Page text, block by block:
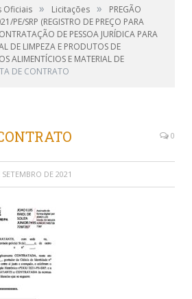
Oficiais » Licitações »
PREGÃO
PE/SRP (REGISTRO DE PREÇO PARA
DE PESSOA JURÍDICA PARA
DE LIMPEZA E PRODUTOS DE
ALIMENTÍCIOS E MATERIAL DE
DE CONTRATO
0
DE 2021